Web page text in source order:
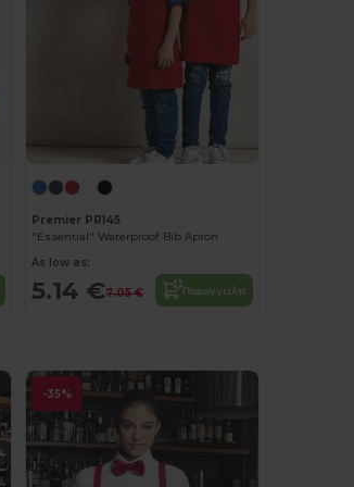
Premier PR145
"Essential" Waterproof Bib Apron
As low as:
5.14 €7.05 € Παραγγείλτε
-35%